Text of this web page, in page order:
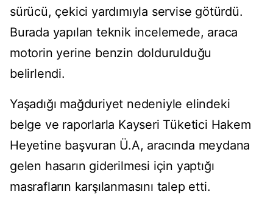
sürücü, çekici yardımıyla servise götürdü.
Burada yapılan teknik incelemede, araca
motorin yerine benzin doldurulduğu
belirlendi.
Yaşadığı mağduriyet nedeniyle elindeki
belge ve raporlarla Kayseri Tüketici Hakem
Heyetine başvuran Ü.A, aracında meydana
gelen hasarın giderilmesi için yaptığı
masrafların karşılanmasını talep etti.